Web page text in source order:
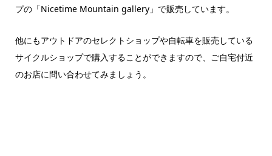
プの「Nicetime Mountain gallery」で販売しています。
他にもアウトドアのセレクトショップや自転車を販売している
サイクルショップで購入することができますので、ご自宅付近
のお店に問い合わせてみましょう。